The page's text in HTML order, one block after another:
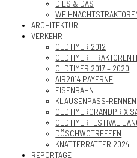
DIES & DAS
ARCHITEKTUR
VERKEHR
OLDTIMER 2012
OLDTIMER-
OLDTIMER 2017 – 2020
AIR2014 PAYERNE
EISENBAHN
KLAUSENPASS-
OLDTIMERGRANDPRIX
OLDTIMERFESTIVAL
DÖSCHWOTREFFEN
KNATTERRATTER 2024
REPORTAGE